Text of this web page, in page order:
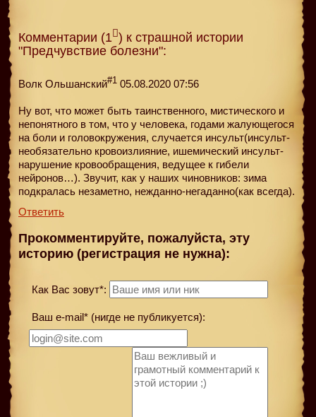
Комментарии (1 ) к страшной истории
"Предчувствие болезни":
Волк Ольшанский#1 05.08.2020 07:56
Ну вот, что может быть таинственного, мистического и
непонятного в том, что у человека, годами жалующегося
на боли и головокружения, случается инсульт(инсульт-
необязательно кровоизлияние, ишемический инсульт-
нарушение кровообращения, ведущее к гибели
нейронов…). Звучит, как у наших чиновников: зима
подкралась незаметно, нежданно-негаданно(как всегда).
Ответить
Прокомментируйте, пожалуйста, эту
историю (регистрация не нужна):
Как Вас зовут*:
Ваш e-mail* (нигде не публикуется):